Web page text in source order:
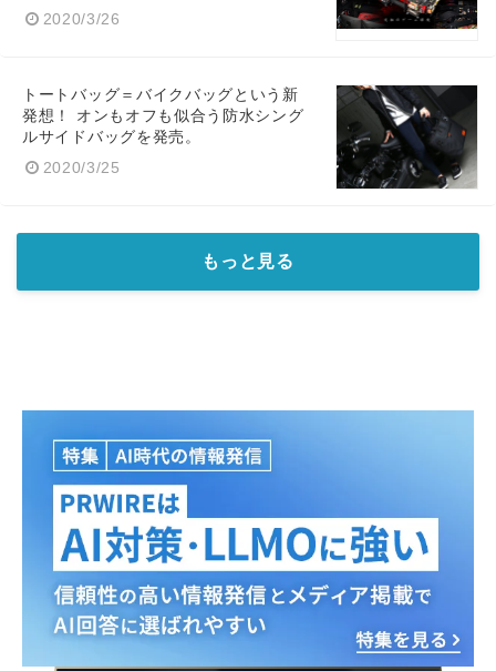
2020/3/26
トートバッグ＝バイクバッグという新
発想！ オンもオフも似合う防水シング
ルサイドバッグを発売。
2020/3/25
もっと見る